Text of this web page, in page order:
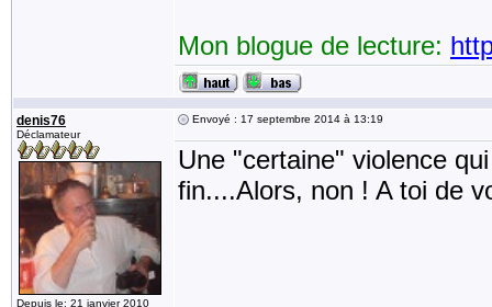
Mon blogue de lecture:
denis76
Déclamateur
Depuis le: 21 janvier 2010
Envoyé : 17 septembre 2014 à 13:19
Une "certaine" violence
fin....Alors, non ! A toi de